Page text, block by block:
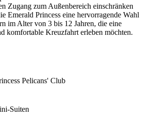
Zugang zum Außenbereich einschränken
Emerald Princess eine hervorragende Wahl
im Alter von 3 bis 12 Jahren, die eine
komfortable Kreuzfahrt erleben möchten.
Pelicans' Club
Suiten